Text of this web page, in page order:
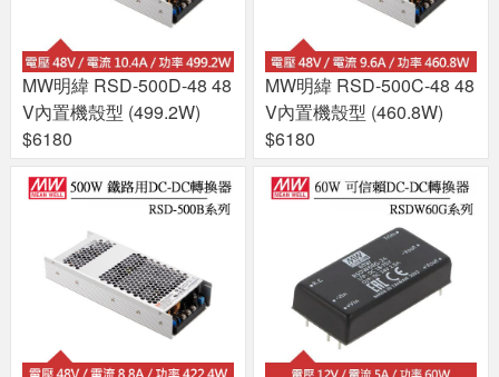
MW明緯 RSD-500D-48 48
V內置機殼型 (499.2W)
$6180
MW明緯 RSD-500C-48 48
V內置機殼型 (460.8W)
$6180